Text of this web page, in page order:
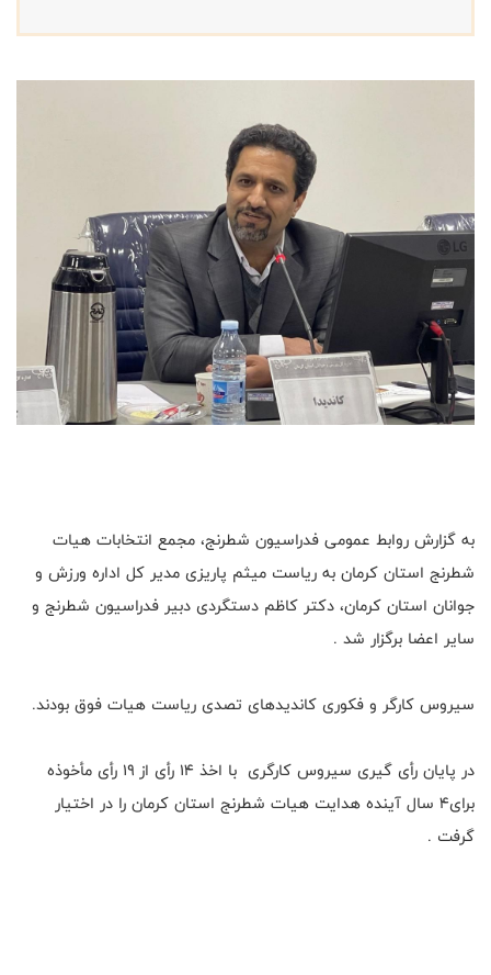
به گزارش روابط عمومی فدراسیون شطرنج، مجمع انتخابات هیات
شطرنج استان کرمان به ریاست میثم پاریزی مدیر کل اداره ورزش و
جوانان استان کرمان، دکتر کاظم دستگردی دبیر فدراسیون شطرنج و
سایر اعضا برگزار شد .
سیروس کارگر و فکوری کاندیدهای تصدی ریاست هیات فوق بودند.
در پایان رأی گیری سیروس کارگری با اخذ ۱۴ رأی از ۱۹ رأی مأخوذه
برای۴ سال آینده هدایت هیات شطرنج استان کرمان را در اختیار
گرفت .